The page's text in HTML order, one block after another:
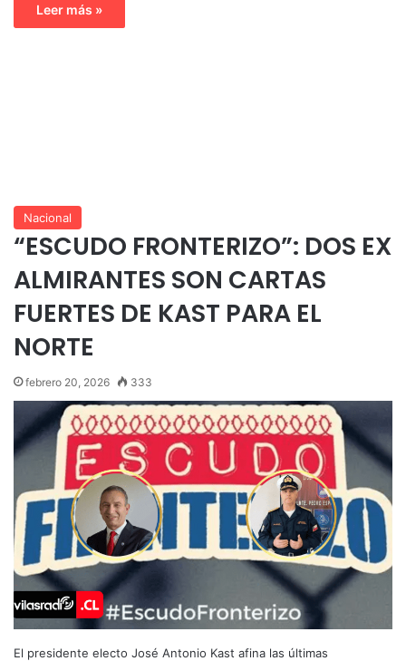
Leer más »
Nacional
“ESCUDO FRONTERIZO”: DOS EX
ALMIRANTES SON CARTAS
FUERTES DE KAST PARA EL
NORTE
febrero 20, 2026 333
El presidente electo José Antonio Kast afina las últimas